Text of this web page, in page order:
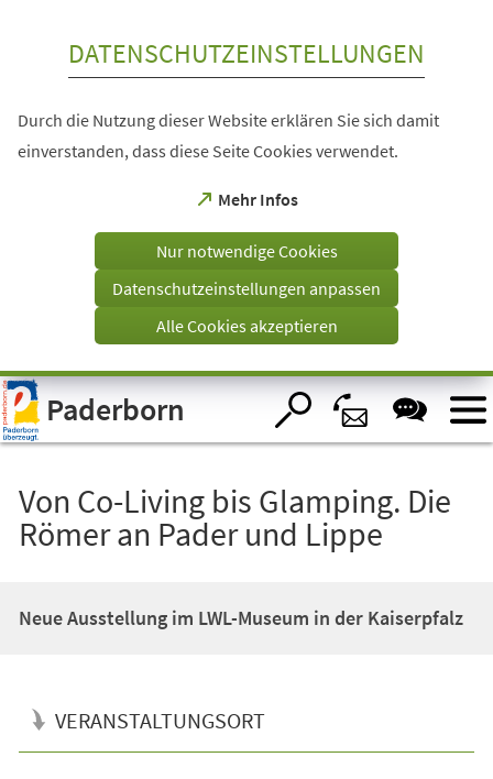
Visuelle
Assistenzsoftware
öffnen.
DATENSCHUTZEINSTELLUNGEN
Durch die Nutzung dieser Website erklären Sie sich damit
einverstanden, dass diese Seite Cookies verwendet.
Mehr Infos
(Öffnet
einem
Tab)
Nur notwendige Cookies
Datenschutzeinstellungen anpassen
Alle Cookies akzeptieren
Paderborn
Von Co-Living bis Glamping. Die
Römer an Pader und Lippe
Neue Ausstellung im LWL-Museum in der Kaiserpfalz
VERANSTALTUNGSORT